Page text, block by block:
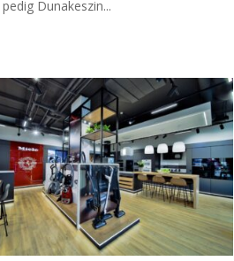
Dunakeszin...